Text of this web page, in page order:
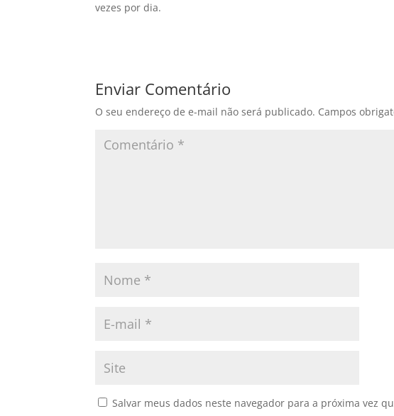
vezes por dia.
Enviar Comentário
O seu endereço de e-mail não será publicado. Campos
Salvar meus dados neste navegador para a próxima vez